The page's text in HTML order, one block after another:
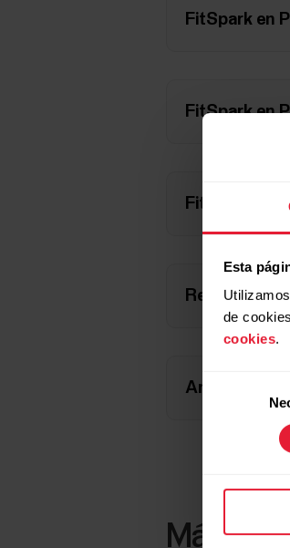
Esta
de
cookies.
FitSpark en
FitSpark en
FitSpark en
Resultados
Más